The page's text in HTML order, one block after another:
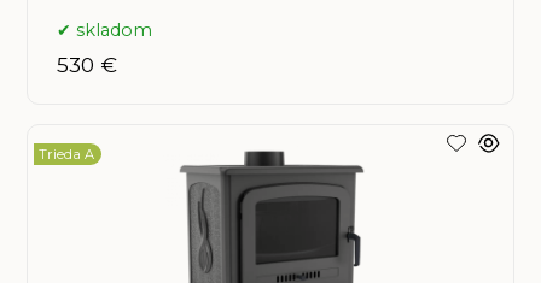
skladom
530 €
Trieda A